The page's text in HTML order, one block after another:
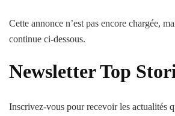
Cette annonce n’est pas encore chargée,
continue ci-dessous.
Newsletter Top
Inscrivez-vous pour recevoir les actualités